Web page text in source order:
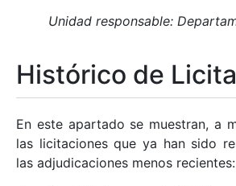
Mostrar/Ocultar
Mostrar/Ocultar
Unidad responsable:
Histórico de
En este apartado se muestran, a
las licitaciones que ya han sido
las adjudicaciones menos recientes: